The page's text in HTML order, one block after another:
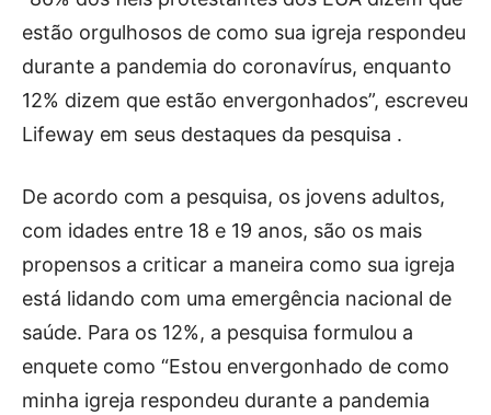
estão orgulhosos de como sua igreja respondeu
durante a pandemia do coronavírus, enquanto
12% dizem que estão envergonhados”, escreveu
Lifeway em seus destaques da pesquisa .
De acordo com a pesquisa, os jovens adultos,
com idades entre 18 e 19 anos, são os mais
propensos a criticar a maneira como sua igreja
está lidando com uma emergência nacional de
saúde. Para os 12%, a pesquisa formulou a
enquete como “Estou envergonhado de como
minha igreja respondeu durante a pandemia